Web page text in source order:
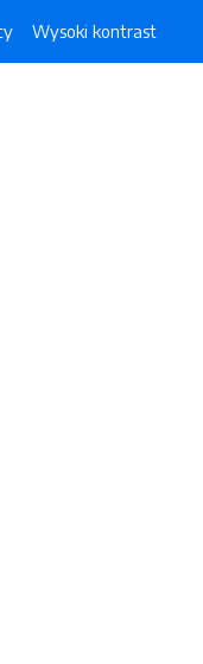
Wysoki kontrast